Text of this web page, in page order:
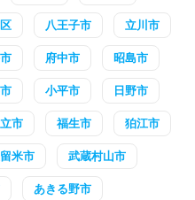
八王子市 立川市
府中市 昭島市
小平市 日野市
市 福生市 狛江市
米市 武蔵村山市
あきる野市